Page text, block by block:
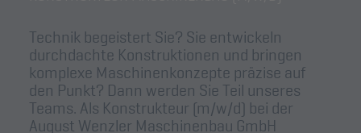
Technik begeistert Sie? Sie entwickeln
durchdachte Konstruktionen und bringen
komplexe Maschinenkonzepte präzise auf
den Punkt? Dann werden Sie Teil unseres
Teams. Als Konstrukteur (m/w/d) bei der
August Wenzler Maschinenbau GmbH